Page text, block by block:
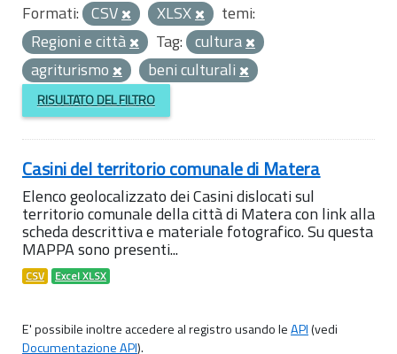
Formati: CSV XLSX
temi:
Regioni e città
Tag: cultura
agriturismo
beni culturali
RISULTATO DEL FILTRO
Casini del territorio comunale di Matera
Elenco geolocalizzato dei Casini dislocati sul
territorio comunale della città di Matera con link alla
scheda descrittiva e materiale fotografico. Su questa
MAPPA sono presenti...
CSV Excel XLSX
E' possibile inoltre accedere al registro usando leAPI(vedi
Documentazione API).